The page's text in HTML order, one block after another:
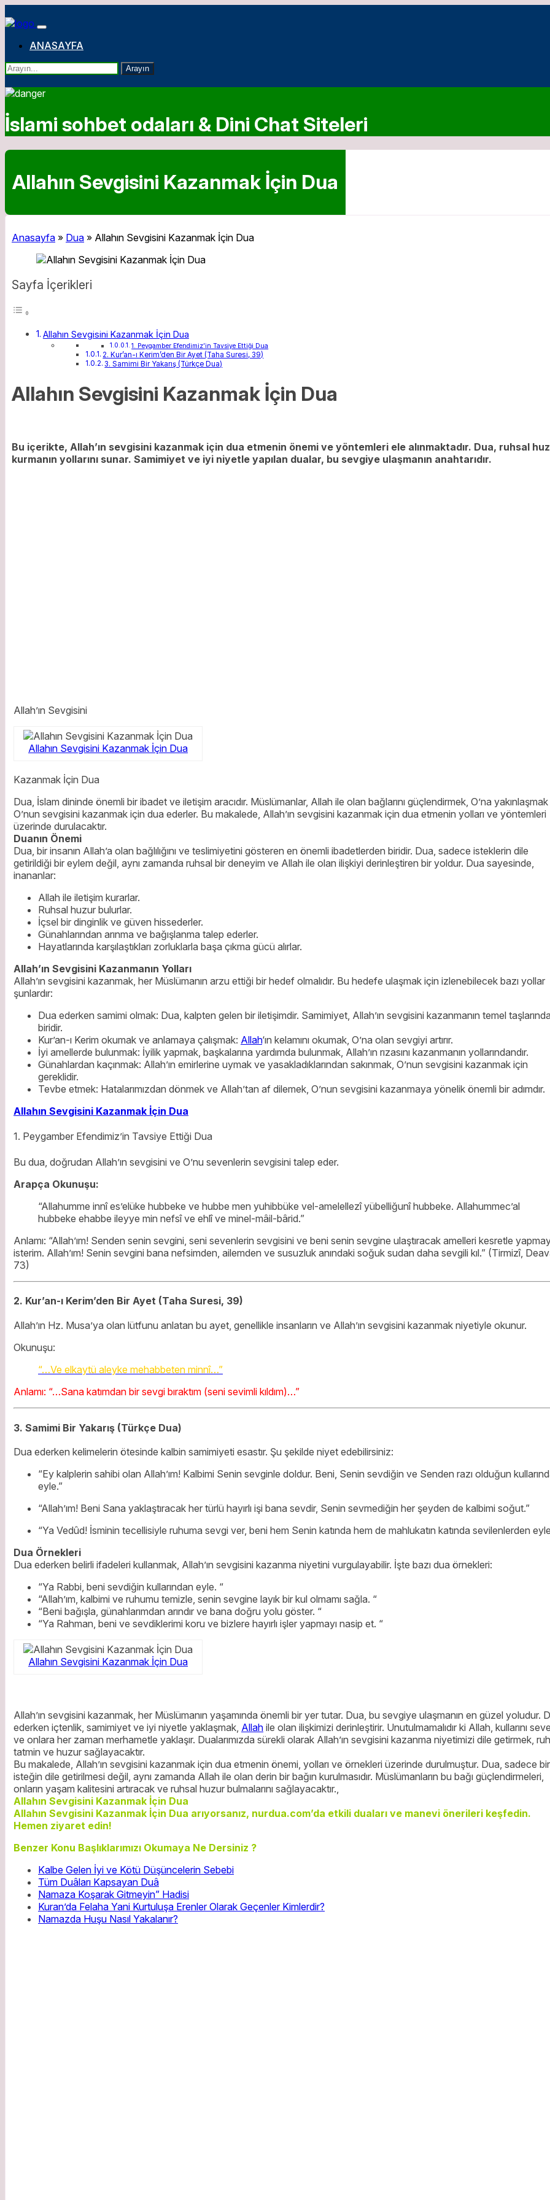
ANASAYFA
Arayın
İslami sohbet odaları & Dini Chat Siteleri
Allahın Sevgisini Kazanmak İçin Dua
Anasayfa » Dua » Allahın Sevgisini Kazanmak İçin Dua
Sayfa İçerikleri
Allahın Sevgisini Kazanmak İçin Dua
1. Peygamber Efendimiz’in Tavsiye Ettiği Dua
2. Kur’an-ı Kerim’den Bir Ayet (Taha Suresi, 39)
3. Samimi Bir Yakarış (Türkçe Dua)
Allahın Sevgisini Kazanmak İçin Dua
Bu içerikte, Allah’ın sevgisini kazanmak için dua etmenin önemi ve yöntemleri ele alınmaktadır. Dua, ruhsal
kurmanın yollarını sunar. Samimiyet ve iyi niyetle yapılan dualar, bu sevgiye ulaşmanın anahtarıdır.
Allah’ın Sevgisini
Allahın Sevgisini Kazanmak İçin Dua
Kazanmak İçin Dua
Dua, İslam dininde önemli bir ibadet ve iletişim aracıdır. Müslümanlar, Allah ile olan bağlarını güçlendirmek, O’na
O’nun sevgisini kazanmak için dua ederler. Bu makalede, Allah’ın sevgisini kazanmak için dua etmenin yolları ve yöntemleri
üzerinde durulacaktır.
Duanın Önemi
Dua, bir insanın Allah’a olan bağlılığını ve teslimiyetini gösteren en önemli ibadetlerden biridir. Dua, sadece isteklerin dile
getirildiği bir eylem değil, aynı zamanda ruhsal bir deneyim ve Allah ile olan ilişkiyi derinleştiren bir yoldur. Dua sayesinde,
inananlar:
Allah ile iletişim kurarlar.
Ruhsal huzur bulurlar.
İçsel bir dinginlik ve güven hissederler.
Günahlarından arınma ve bağışlanma talep ederler.
Hayatlarında karşılaştıkları zorluklarla başa çıkma gücü alırlar.
Allah’ın Sevgisini Kazanmanın Yolları
Allah’ın sevgisini kazanmak, her Müslümanın arzu ettiği bir hedef olmalıdır. Bu hedefe ulaşmak için izlenebilecek bazı yollar
şunlardır:
Dua ederken samimi olmak: Dua, kalpten gelen bir iletişimdir. Samimiyet, Allah’ın sevgisini kazanmanın temel
biridir.
Kur’an-ı Kerim okumak ve anlamaya çalışmak: Allah‘ın kelamını okumak, O’na olan sevgiyi artırır.
İyi amellerde bulunmak: İyilik yapmak, başkalarına yardımda bulunmak, Allah’ın rızasını kazanmanın yollarındandır.
Günahlardan kaçınmak: Allah’ın emirlerine uymak ve yasakladıklarından sakınmak, O’nun sevgisini kazanmak için
gereklidir.
Tevbe etmek: Hatalarımızdan dönmek ve Allah’tan af dilemek, O’nun sevgisini kazanmaya yönelik önemli bir adımdır.
Allahın Sevgisini Kazanmak İçin Dua
1. Peygamber Efendimiz’in Tavsiye Ettiği Dua
Bu dua, doğrudan Allah’ın sevgisini ve O’nu sevenlerin sevgisini talep eder.
Arapça Okunuşu:
“Allahumme innî es’elüke hubbeke ve hubbe men yuhibbüke vel-amelellezî yübelliğunî hubbeke. Allahummec’al
hubbeke ehabbe ileyye min nefsî ve ehlî ve minel-mâil-bârid.”
Anlamı: “Allah’ım! Senden senin sevgini , seni sevenlerin sevgisini ve beni senin sevgine ulaştıracak amelleri kesretle
isterim. Allah’ım! Senin sevgini bana nefsimden, ailemden ve susuzluk anındaki soğuk sudan daha sevgili kıl.” (Tirmizî,
73)
2. Kur’an-ı Kerim’den Bir Ayet (Taha Suresi, 39)
Allah’ın Hz. Musa’ya olan lütfunu anlatan bu ayet, genellikle insanların ve Allah’ın sevgisini kazanmak niyetiyle okunur.
Okunuşu:
“…Ve elkaytü aleyke mehabbeten minnî…”
Anlamı: “…Sana katımdan bir sevgi bıraktım (seni sevimli kıldım)…”
3. Samimi Bir Yakarış (Türkçe Dua)
Dua ederken kelimelerin ötesinde kalbin samimiyeti esastır. Şu şekilde niyet edebilirsiniz:
“Ey kalplerin sahibi olan Allah’ım! Kalbimi Senin sevginle doldur. Beni, Senin sevdiğin ve Senden razı olduğun
eyle.”
“Allah’ım! Beni Sana yaklaştıracak her türlü hayırlı işi bana sevdir, Senin sevmediğin her şeyden de kalbimi soğut.”
“Ya Vedûd! İsminin tecellisiyle ruhuma sevgi ver, beni hem Senin katında hem de mahlukatın katında sevilenlerden
Dua Örnekleri
Dua ederken belirli ifadeleri kullanmak, Allah’ın sevgisini kazanma niyetini vurgulayabilir. İşte bazı dua örnekleri:
“Ya Rabbi, beni sevdiğin kullarından eyle. “
“Allah’ım, kalbimi ve ruhumu temizle, senin sevgine layık bir kul olmamı sağla. “
“Beni bağışla, günahlarımdan arındır ve bana doğru yolu göster. “
“Ya Rahman, beni ve sevdiklerimi koru ve bizlere hayırlı işler yapmayı nasip et. “
Allahın Sevgisini Kazanmak İçin Dua
Allah’ın sevgisini kazanmak, her Müslümanın yaşamında önemli bir yer tutar. Dua, bu sevgiye ulaşmanın en güzel yoludur.
ederken içtenlik, samimiyet ve iyi niyetle yaklaşmak, Allah ile olan ilişkimizi derinleştirir. Unutulmamalıdır ki Allah, kullarını
ve onlara her zaman merhametle yaklaşır. Dualarımızda sürekli olarak Allah’ın sevgisini kazanma niyetimizi dile getirmek,
tatmin ve huzur sağlayacaktır.
Bu makalede, Allah’ın sevgisini kazanmak için dua etmenin önemi, yolları ve örnekleri üzerinde durulmuştur. Dua, sadece bir
isteğin dile getirilmesi değil, aynı zamanda Allah ile olan derin bir bağın kurulmasıdır. Müslümanların bu bağı güçlendirmeleri,
onların yaşam kalitesini artıracak ve ruhsal huzur bulmalarını sağlayacaktır.,
Allahın Sevgisini Kazanmak İçin Dua
Allahın Sevgisini Kazanmak İçin Dua arıyorsanız, nurdua.com’da etkili duaları ve manevi önerileri keşfedin.
Hemen ziyaret edin!
Benzer Konu Başlıklarımızı Okumaya Ne Dersiniz ?
Kalbe Gelen İyi ve Kötü Düşüncelerin Sebebi
Tüm Duâları Kapsayan Duâ
Namaza Koşarak Gitmeyin” Hadisi
Kuran’da Felaha Yani Kurtuluşa Erenler Olarak Geçenler Kimlerdir?
Namazda Huşu Nasıl Yakalanır?